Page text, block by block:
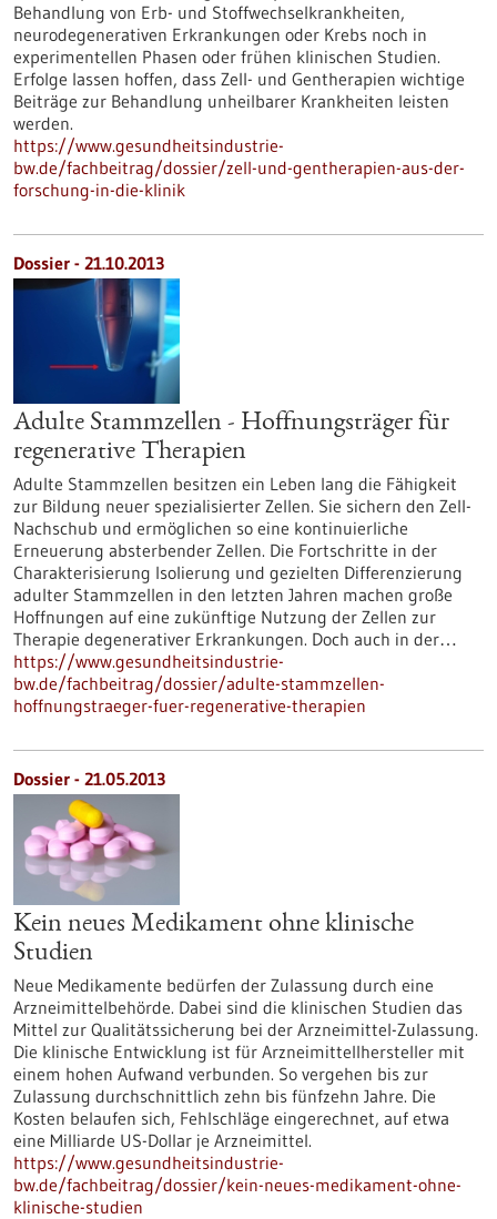
Behandlung von Erb- und Stoffwechselkrankheiten,
neurodegenerativen Erkrankungen oder Krebs noch in
experimentellen Phasen oder frühen klinischen Studien.
Erfolge lassen hoffen, dass Zell- und Gentherapien wichtige
Beiträge zur Behandlung unheilbarer Krankheiten leisten
werden.
https://www.gesundheitsindustrie-
bw.de/fachbeitrag/dossier/zell-und-gentherapien-aus-der-
forschung-in-die-klinik
Dossier - 21.10.2013
Adulte Stammzellen - Hoffnungsträger für
regenerative Therapien
Adulte Stammzellen besitzen ein Leben lang die Fähigkeit
zur Bildung neuer spezialisierter Zellen. Sie sichern den Zell-
Nachschub und ermöglichen so eine kontinuierliche
Erneuerung absterbender Zellen. Die Fortschritte in der
Charakterisierung Isolierung und gezielten Differenzierung
adulter Stammzellen in den letzten Jahren machen große
Hoffnungen auf eine zukünftige Nutzung der Zellen zur
Therapie degenerativer Erkrankungen. Doch auch in der…
https://www.gesundheitsindustrie-
bw.de/fachbeitrag/dossier/adulte-stammzellen-
hoffnungstraeger-fuer-regenerative-therapien
Dossier - 21.05.2013
Kein neues Medikament ohne klinische
Studien
Neue Medikamente bedürfen der Zulassung durch eine
Arzneimittelbehörde. Dabei sind die klinischen Studien das
Mittel zur Qualitätssicherung bei der Arzneimittel-Zulassung.
Die klinische Entwicklung ist für Arzneimittellhersteller mit
einem hohen Aufwand verbunden. So vergehen bis zur
Zulassung durchschnittlich zehn bis fünfzehn Jahre. Die
Kosten belaufen sich, Fehlschläge eingerechnet, auf etwa
eine Milliarde US-Dollar je Arzneimittel.
https://www.gesundheitsindustrie-
bw.de/fachbeitrag/dossier/kein-neues-medikament-ohne-
klinische-studien